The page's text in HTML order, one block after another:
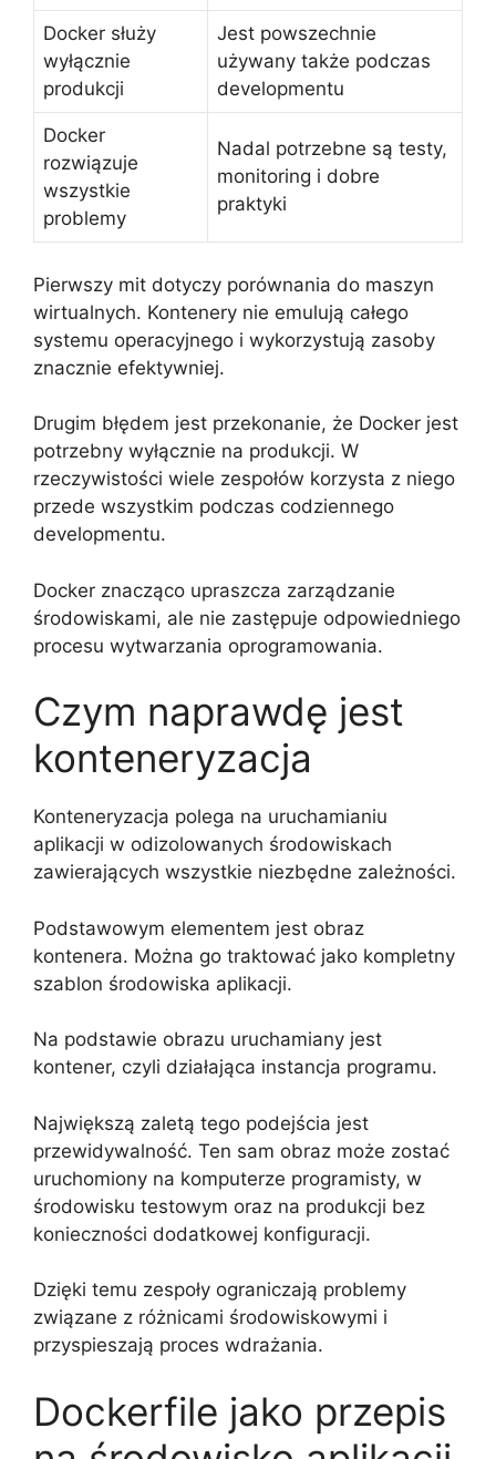
Docker służy
wyłącznie
produkcji
Jest powszechnie
używany także podczas
developmentu
Docker
rozwiązuje
wszystkie
problemy
Nadal potrzebne są testy,
monitoring i dobre
praktyki
Pierwszy mit dotyczy porównania do maszyn
wirtualnych. Kontenery nie emulują całego
systemu operacyjnego i wykorzystują zasoby
znacznie efektywniej.
Drugim błędem jest przekonanie, że Docker jest
potrzebny wyłącznie na produkcji. W
rzeczywistości wiele zespołów korzysta z niego
przede wszystkim podczas codziennego
developmentu.
Docker znacząco upraszcza zarządzanie
środowiskami, ale nie zastępuje odpowiedniego
procesu wytwarzania oprogramowania.
Czym naprawdę jest
konteneryzacja
Konteneryzacja polega na uruchamianiu
aplikacji w odizolowanych środowiskach
zawierających wszystkie niezbędne zależności.
Podstawowym elementem jest obraz
kontenera. Można go traktować jako kompletny
szablon środowiska aplikacji.
Na podstawie obrazu uruchamiany jest
kontener, czyli działająca instancja programu.
Największą zaletą tego podejścia jest
przewidywalność. Ten sam obraz może zostać
uruchomiony na komputerze programisty, w
środowisku testowym oraz na produkcji bez
konieczności dodatkowej konfiguracji.
Dzięki temu zespoły ograniczają problemy
związane z różnicami środowiskowymi i
przyspieszają proces wdrażania.
Dockerfile jako przepis